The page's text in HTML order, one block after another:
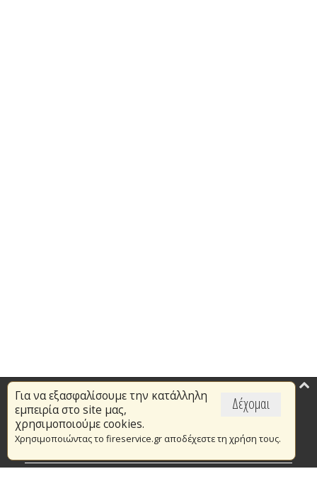
Δέχομαι
Για να εξασφαλίσουμε την κατάλληλη
εμπειρία στο site μας,
χρησιμοποιούμε cookies.
Χρησιμοποιώντας το fireservice.gr αποδέχεστε τη χρήση τους.
Επικαιρότητα
Το Πυροσβεστικό Σώμα